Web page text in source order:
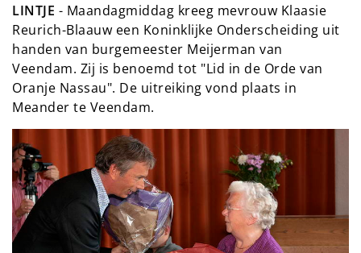
LINTJE - Maandagmiddag kreeg mevrouw Klaasie
Reurich-Blaauw een Koninklijke Onderscheiding uit
handen van burgemeester Meijerman van
Veendam. Zij is benoemd tot "Lid in de Orde van
Oranje Nassau". De uitreiking vond plaats in
Meander te Veendam.